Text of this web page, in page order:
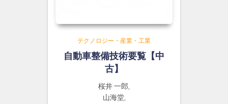
テクノロジー・産業・工業
自動車整備技術要覧【中
古】
桜井 一郎,
山海堂,